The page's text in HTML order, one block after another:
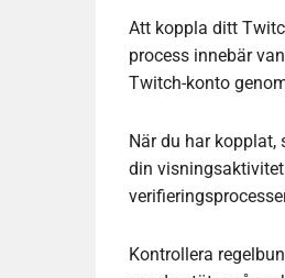
Att koppla ditt
process innebär
Twitch-konto
När du har kopplat,
din
Kontrollera